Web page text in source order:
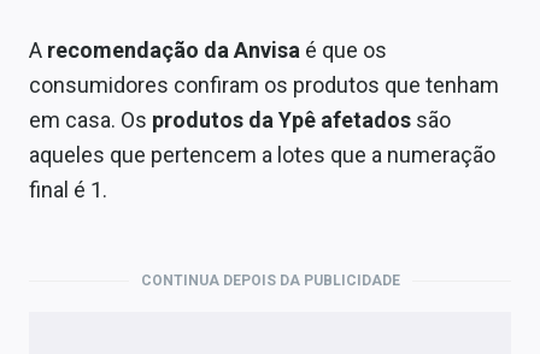
A recomendação da Anvisa é que os
consumidores confiram os produtos que tenham
em casa. Os produtos da Ypê afetados são
aqueles que pertencem a lotes que a numeração
final é 1.
CONTINUA DEPOIS DA PUBLICIDADE